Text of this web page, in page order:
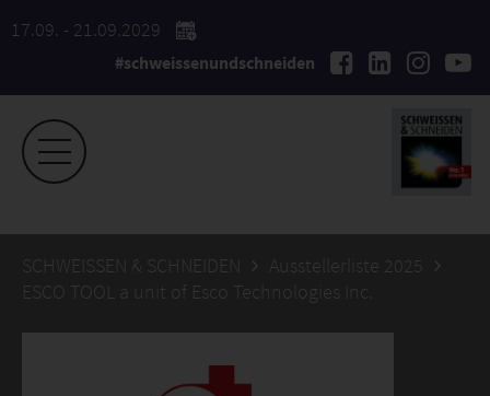
17.09. - 21.09.2029
#schweissenundschneiden
SCHWEISSEN & SCHNEIDEN
Ausstellerliste 2025
ESCO TOOL a unit of Esco Technologies Inc.